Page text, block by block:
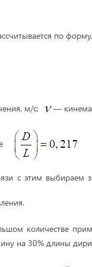
по
м/с; —
с этим выбираем
количестве
на 30% длины